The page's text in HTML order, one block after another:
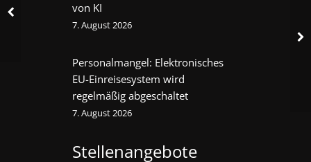
von KI
7. August 2026
Personalmangel: Elektronisches
EU-Einreisesystem wird
regelmäßig abgeschaltet
7. August 2026
Stellenangebote